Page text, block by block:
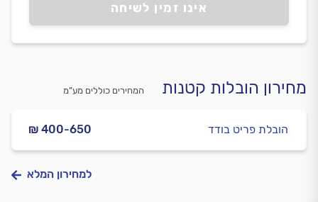
אינו זמין לשיחה
מחירון הובלות קטנות המחירים כוללים מע”מ
₪ 400-650 הובלת פריט בודד
למחירון המלא